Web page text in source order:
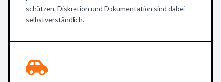
schützen. Diskretion und Dokumentation sind dabei
selbstverständlich.